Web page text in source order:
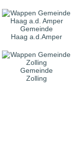
Gemeinde
Haag a.d.Amper
Gemeinde
Zolling